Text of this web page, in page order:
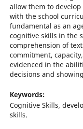
allow them to
with the school
fundamental as an
cognitive skills in the
comprehension of
commitment,
evidenced in the
decisions and
Keywords:
Cognitive Skills,
skills.